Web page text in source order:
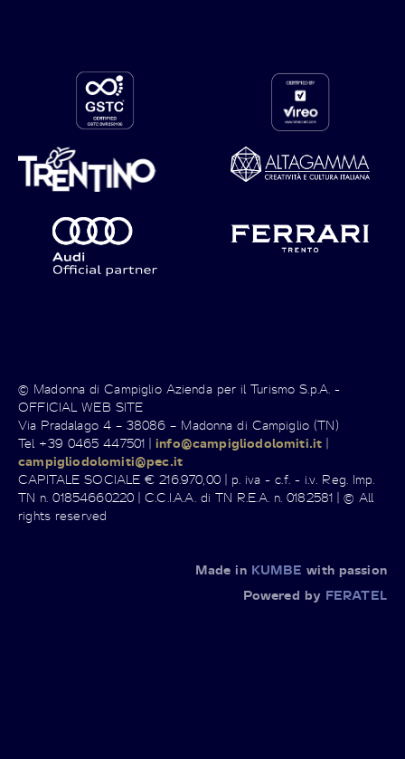
© Madonna di Campiglio Azienda per il Turismo S.p.A. -
OFFICIAL WEB SITE
Via Pradalago 4 – 38086 – Madonna di Campiglio (TN)
Tel +39 0465 447501 |info@campigliodolomiti.it |
campigliodolomiti@pec.it
CAPITALE SOCIALE € 216.970,00 | p. iva - c.f. - i.v. Reg. Imp.
TN n. 01854660220 | C.C.I.A.A. di TN R.E.A. n. 0182581 | © All
rights reserved
Made in KUMBE with passion
Powered by FERATEL